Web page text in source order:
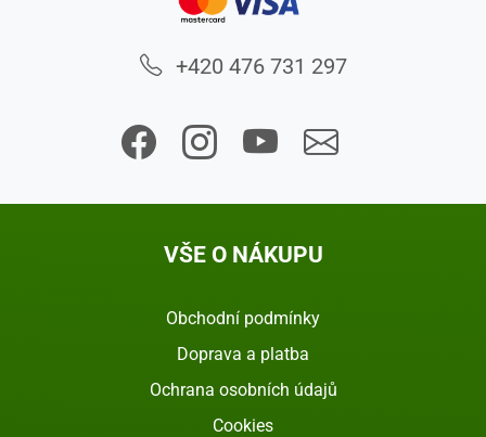
+420 476 731 297
VŠE O NÁKUPU
Obchodní podmínky
Doprava a platba
Ochrana osobních údajů
Cookies